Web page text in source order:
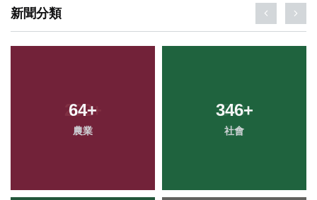
新聞分類
64+
農業
346+
社會